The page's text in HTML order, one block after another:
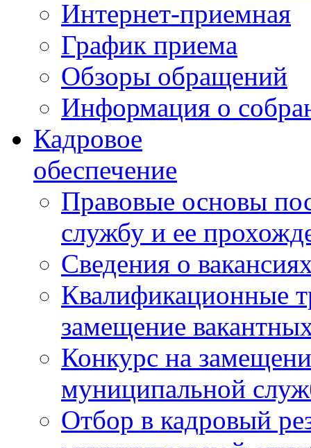
Интернет-приемная
График приема
Обзоры обращений
Информация о
Кадровое
обеспечение
Правовые основы
службу и ее
Сведения о
Квалификационные
замещение
Конкурс на
муниципальной
Отбор в кадровый